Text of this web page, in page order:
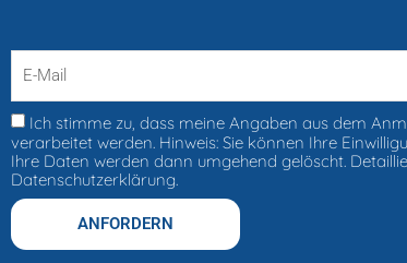
Ich stimme zu, dass meine Angaben aus dem
verarbeitet werden. Hinweis: Sie können Ihre
Ihre Daten werden dann umgehend gelöscht.
Datenschutzerklärung.
ANFORDERN